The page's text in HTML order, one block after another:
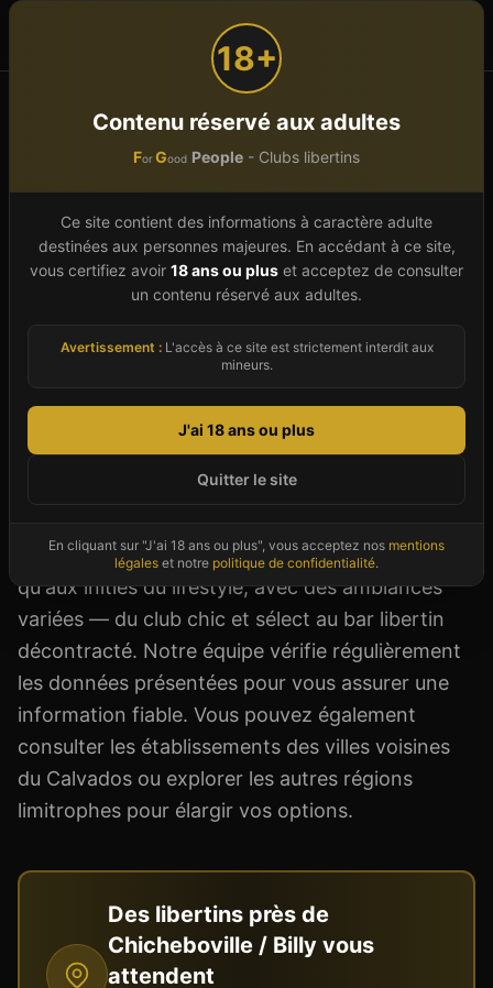
18+
Contenu réservé aux adultes
ForGood People - Clubs libertins
Ce site contient des informations à caractère adulte
destinées aux personnes majeures. En accédant à ce site,
vous certifiez avoir 18 ans ou plus et acceptez de consulter
un contenu réservé aux adultes.
Avertissement :L'accès à ce site est strictement interdit aux
mineurs.
J'ai 18 ans ou plus
Quitter le site
En cliquant sur "J'ai 18 ans ou plus", vous acceptez nos mentions
légales et notre politique de confidentialité.
Accueil Normandie Calvados (14) Chicheboville / Billy
Club libertin à Chicheboville
/ Billy (14)
À Chicheboville / Billy, ville du département
Calvados en Normandie, la scène libertine
annuaire 2026. Cette page regroupe toutes les
adresses précises, horaires actualisés, tarifs
d'entrée, équipements disponibles (jacuzzi,
sauna, hammam, piste de danse, carrés VIP...) et
Billy s'adressent aussi bien aux couples curieux
qu'aux initiés du lifestyle, avec des ambiances
variées — du club chic et sélect au bar libertin
décontracté. Notre équipe vérifie régulièrement
les données présentées pour vous assurer une
information fiable. Vous pouvez également
consulter les établissements des villes voisines
du Calvados ou explorer les autres régions
limitrophes pour élargir vos options.
Des libertins près de
Chicheboville / Billy vous
attendent